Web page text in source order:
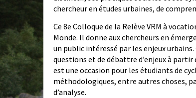
chercheur en études urbaines, de
Ce 8e Colloque de la Relève VRM à
Monde. Il donne aux chercheurs en
un public intéressé par les enjeux
questions et de débattre d’enjeux à partir
est une occasion pour les étudiants de
méthodologiques, entre autres choses,
d’analyse.